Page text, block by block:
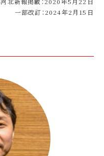
一部改訂：2024年2月15日